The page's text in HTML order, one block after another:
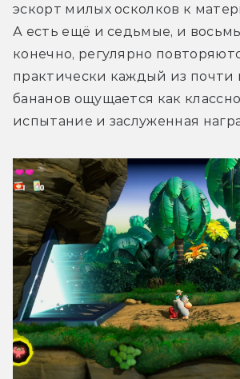
эскорт милых осколков к
А есть ещё и седьмые, и
конечно, регулярно
практически каждый из почти
бананов ощущается как
испытание и заслуженная